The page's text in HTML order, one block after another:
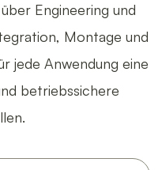
Engineering und
Montage und
jede Anwendung eine
betriebssichere